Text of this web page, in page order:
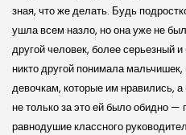
зная, что же делать. Будь
ушла всем назло, но она уже не
другой человек, более серьезный
никто другой понимала
девочкам, которые им нравились,
не только за это ей было обидно
равнодушие классного